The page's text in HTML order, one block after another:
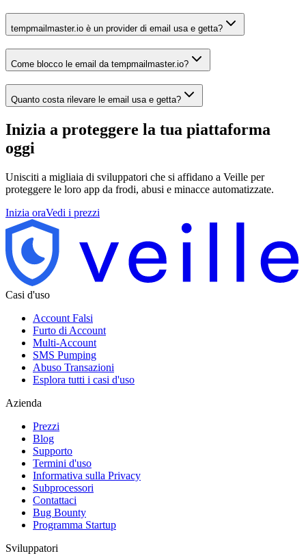
tempmailmaster.io è un provider di email usa e getta?
Come blocco le email da tempmailmaster.io?
Quanto costa rilevare le email usa e getta?
Inizia a proteggere la tua piattaforma
oggi
Unisciti a migliaia di sviluppatori che si affidano a Veille per
proteggere le loro app da frodi, abusi e minacce automatizzate.
Inizia oraVedi i prezzi
Casi d'uso
Account Falsi
Furto di Account
Multi-Account
SMS Pumping
Abuso Transazioni
Esplora tutti i casi d'uso
Azienda
Prezzi
Blog
Supporto
Termini d'uso
Informativa sulla Privacy
Subprocessori
Contattaci
Bug Bounty
Programma Startup
Sviluppatori